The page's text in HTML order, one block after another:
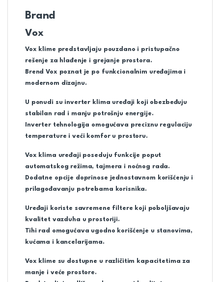
Brand
Vox
Vox klime predstavljaju pouzdano i pristupačno
rešenje za hlađenje i grejanje prostora.
Brend Vox poznat je po funkcionalnim uređajima i
modernom dizajnu.
U ponudi su inverter klima uređaji koji obezbeđuju
stabilan rad i manju potrošnju energije.
Inverter tehnologija omogućava preciznu regulaciju
temperature i veći komfor u prostoru.
Vox klima uređaji poseduju funkcije poput
automatskog režima, tajmera i noćnog rada.
Dodatne opcije doprinose jednostavnom korišćenju i
prilagođavanju potrebama korisnika.
Uređaji koriste savremene filtere koji poboljšavaju
kvalitet vazduha u prostoriji.
Tihi rad omogućava ugodno korišćenje u stanovima,
kućama i kancelarijama.
Vox klime su dostupne u različitim kapacitetima za
manje i veće prostore.